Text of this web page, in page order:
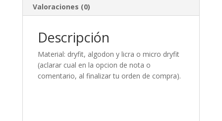
Valoraciones (0)
Descripción
Material: dryfit, algodon y licra o micro dryfit
(aclarar cual en la opcion de nota o
comentario, al finalizar tu orden de compra).